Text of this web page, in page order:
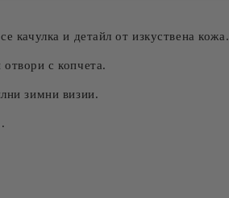
качулка и детайл от изкуствена кожа.
с копчета.
зимни визии.